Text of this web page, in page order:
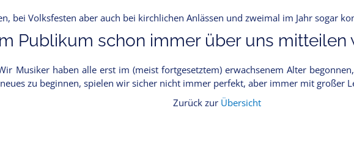
bei Volksfesten aber auch bei kirchlichen Anlässen und zweimal im Jahr sogar
Publikum schon immer über uns mitteilen
Musiker haben alle erst im (meist fortgesetztem) erwachsenem Alter
zu beginnen, spielen wir sicher nicht immer perfekt, aber immer mit großer
Zurück zur Übersicht